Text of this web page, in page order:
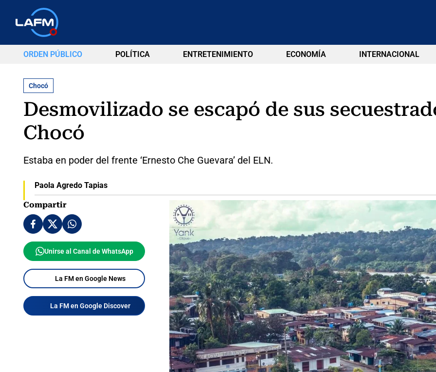
ORDEN PÚBLICO POLÍTICA ENTRETENIMIENTO ECONOMÍA INTERNACIONAL
Chocó
Desmovilizado se escapó de sus
Chocó
Estaba en poder del frente ‘Ernesto Che Guevara’ del ELN.
Paola Agredo Tapias
Compartir
Unirse al Canal de WhatsApp
La FM en Google News
La FM en Google Discover